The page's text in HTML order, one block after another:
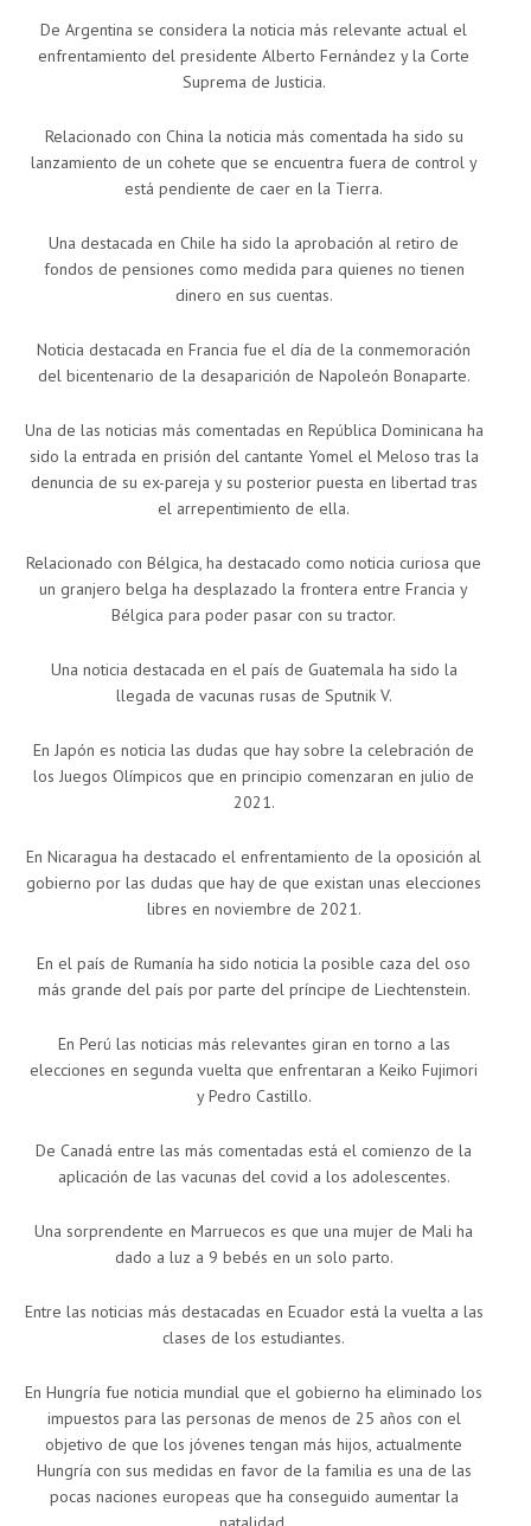
De Argentina se considera la noticia más relevante actual el
enfrentamiento del presidente Alberto Fernández y la Corte
Suprema de Justicia.
Relacionado con China la noticia más comentada ha sido su
lanzamiento de un cohete que se encuentra fuera de control y
está pendiente de caer en la Tierra.
Una destacada en Chile ha sido la aprobación al retiro de
fondos de pensiones como medida para quienes no tienen
dinero en sus cuentas.
Noticia destacada en Francia fue el día de la conmemoración
del bicentenario de la desaparición de Napoleón Bonaparte.
Una de las noticias más comentadas en República Dominicana ha
sido la entrada en prisión del cantante Yomel el Meloso tras la
denuncia de su ex-pareja y su posterior puesta en libertad tras
el arrepentimiento de ella.
Relacionado con Bélgica, ha destacado como noticia curiosa que
un granjero belga ha desplazado la frontera entre Francia y
Bélgica para poder pasar con su tractor.
Una noticia destacada en el país de Guatemala ha sido la
llegada de vacunas rusas de Sputnik V.
En Japón es noticia las dudas que hay sobre la celebración de
los Juegos Olímpicos que en principio comenzaran en julio de
2021.
En Nicaragua ha destacado el enfrentamiento de la oposición al
gobierno por las dudas que hay de que existan unas elecciones
libres en noviembre de 2021.
En el país de Rumanía ha sido noticia la posible caza del oso
más grande del país por parte del príncipe de Liechtenstein.
En Perú las noticias más relevantes giran en torno a las
elecciones en segunda vuelta que enfrentaran a Keiko Fujimori
y Pedro Castillo.
De Canadá entre las más comentadas está el comienzo de la
aplicación de las vacunas del covid a los adolescentes.
Una sorprendente en Marruecos es que una mujer de Mali ha
dado a luz a 9 bebés en un solo parto.
Entre las noticias más destacadas en Ecuador está la vuelta a las
clases de los estudiantes.
En Hungría fue noticia mundial que el gobierno ha eliminado los
impuestos para las personas de menos de 25 años con el
objetivo de que los jóvenes tengan más hijos, actualmente
Hungría con sus medidas en favor de la familia es una de las
pocas naciones europeas que ha conseguido aumentar la